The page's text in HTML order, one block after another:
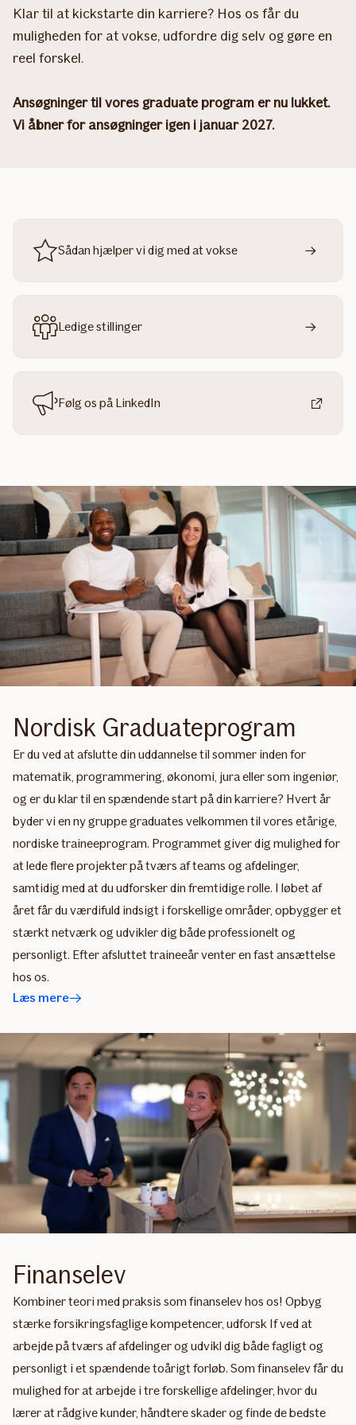
Klar til at kickstarte din karriere? Hos os får du
muligheden for at vokse, udfordre dig selv og gøre en
reel forskel.
Ansøgninger til vores graduate program er nu lukket.
Vi åbner for ansøgninger igen i januar 2027.
Sådan hjælper vi dig med at vokse
Ledige stillinger
Følg os på LinkedIn
Nordisk Graduateprogram
Er du ved at afslutte din uddannelse til sommer inden for
matematik, programmering, økonomi, jura eller som ingeniør,
og er du klar til en spændende start på din karriere? Hvert år
byder vi en ny gruppe graduates velkommen til vores etårige,
nordiske traineeprogram. Programmet giver dig mulighed for
at lede flere projekter på tværs af teams og afdelinger,
samtidig med at du udforsker din fremtidige rolle. I løbet af
året får du værdifuld indsigt i forskellige områder, opbygger et
stærkt netværk og udvikler dig både professionelt og
personligt. Efter afsluttet traineeår venter en fast ansættelse
hos os.
Læs mere
Finanselev
Kombiner teori med praksis som finanselev hos os! Opbyg
stærke forsikringsfaglige kompetencer, udforsk If ved at
arbejde på tværs af afdelinger og udvikl dig både fagligt og
personligt i et spændende toårigt forløb. Som finanselev får du
mulighed for at arbejde i tre forskellige afdelinger, hvor du
lærer at rådgive kunder, håndtere skader og finde de bedste